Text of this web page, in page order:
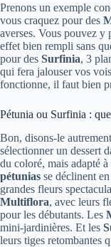
Prenons un exemple
vous craquez pour des
averses. Vous pouvez y
effet bien rempli sans
pour des Surfinia, 3
qui fera jalouser vos
fonctionne, il faut bien
Pétunia ou Surfinia :
Bon, disons-le
sélectionner un dessert
du coloré, mais adapté
pétunias se déclinent
grandes fleurs
Multiflora, avec leurs
pour les débutants. Les
mini-jardinières. Et les
leurs tiges retombantes